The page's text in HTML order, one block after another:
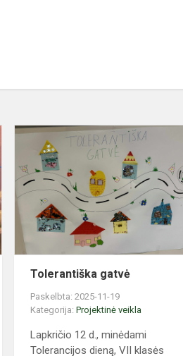
Tarptautinė
poezijos
ir
muzikos
šventė
„Išlydim
rudenėlį
Tolerantiška gatvė
Paskelbta: 2025-11-19
Kategorija:Projektinė veikla
Lapkričio 12 d., minėdami
Tolerancijos dieną, VII klasės